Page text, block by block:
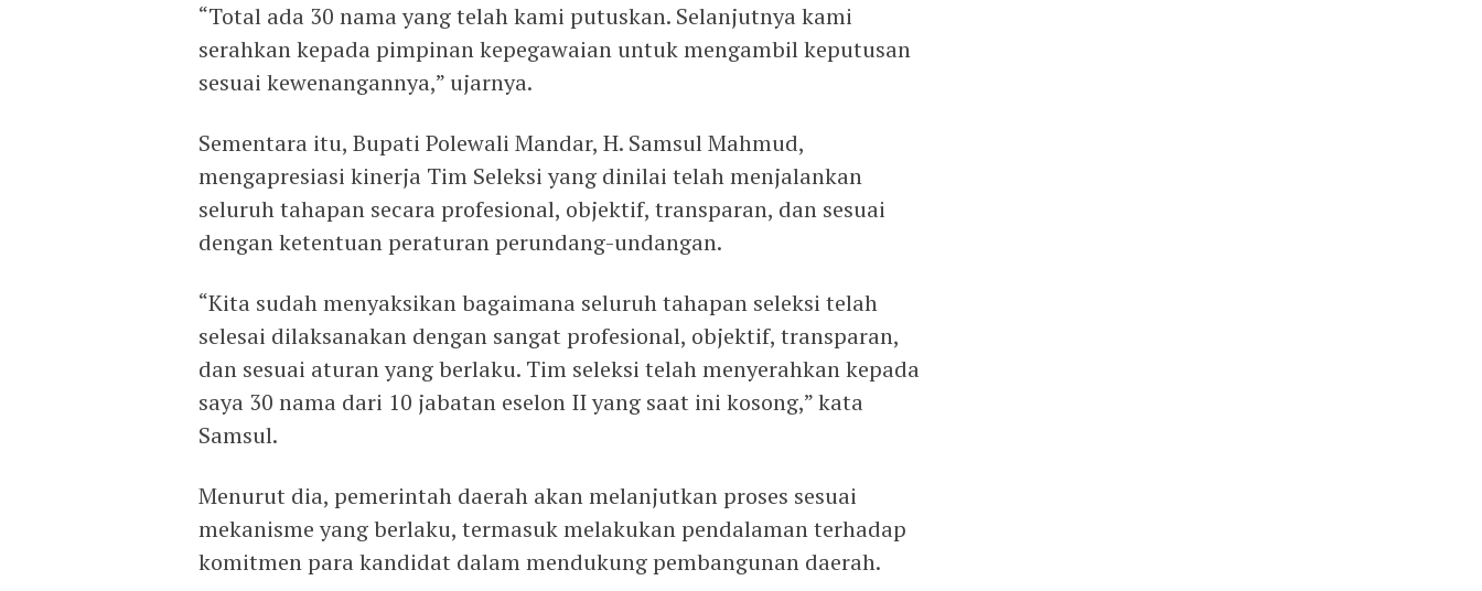
“Total ada 30 nama yang telah kami putuskan. Selanjutnya kami
serahkan kepada pimpinan kepegawaian untuk mengambil keputusan
sesuai kewenangannya,” ujarnya.
Sementara itu, Bupati Polewali Mandar, H. Samsul Mahmud,
mengapresiasi kinerja Tim Seleksi yang dinilai telah menjalankan
seluruh tahapan secara profesional, objektif, transparan, dan sesuai
dengan ketentuan peraturan perundang-undangan.
“Kita sudah menyaksikan bagaimana seluruh tahapan seleksi telah
selesai dilaksanakan dengan sangat profesional, objektif, transparan,
dan sesuai aturan yang berlaku. Tim seleksi telah menyerahkan kepada
saya 30 nama dari 10 jabatan eselon II yang saat ini kosong,” kata
Samsul.
Menurut dia, pemerintah daerah akan melanjutkan proses sesuai
mekanisme yang berlaku, termasuk melakukan pendalaman terhadap
komitmen para kandidat dalam mendukung pembangunan daerah.